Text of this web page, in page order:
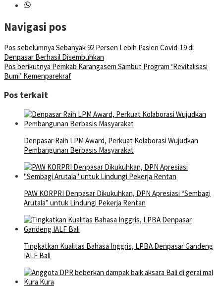
Navigasi pos
Pos sebelumnya Sebanyak 92 Persen Lebih Pasien Covid-19 di
Denpasar Berhasil Disembuhkan
Pos berikutnya Pemkab Karangasem Sambut Program ‘Revitalisasi
Bumi’ Kemenparekraf
Pos terkait
Denpasar Raih LPM Award, Perkuat Kolaborasi Wujudkan
Pembangunan Berbasis Masyarakat
PAW KORPRI Denpasar Dikukuhkan, DPN Apresiasi “Sembagi
Arutala” untuk Lindungi Pekerja Rentan
Tingkatkan Kualitas Bahasa Inggris, LPBA Denpasar Gandeng
IALF Bali